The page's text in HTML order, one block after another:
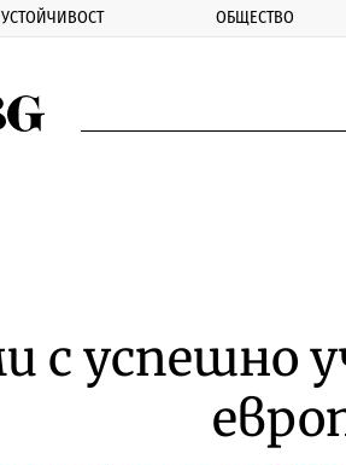
УСТОЙЧИВОСТ ОБЩЕСТВО
с успешно